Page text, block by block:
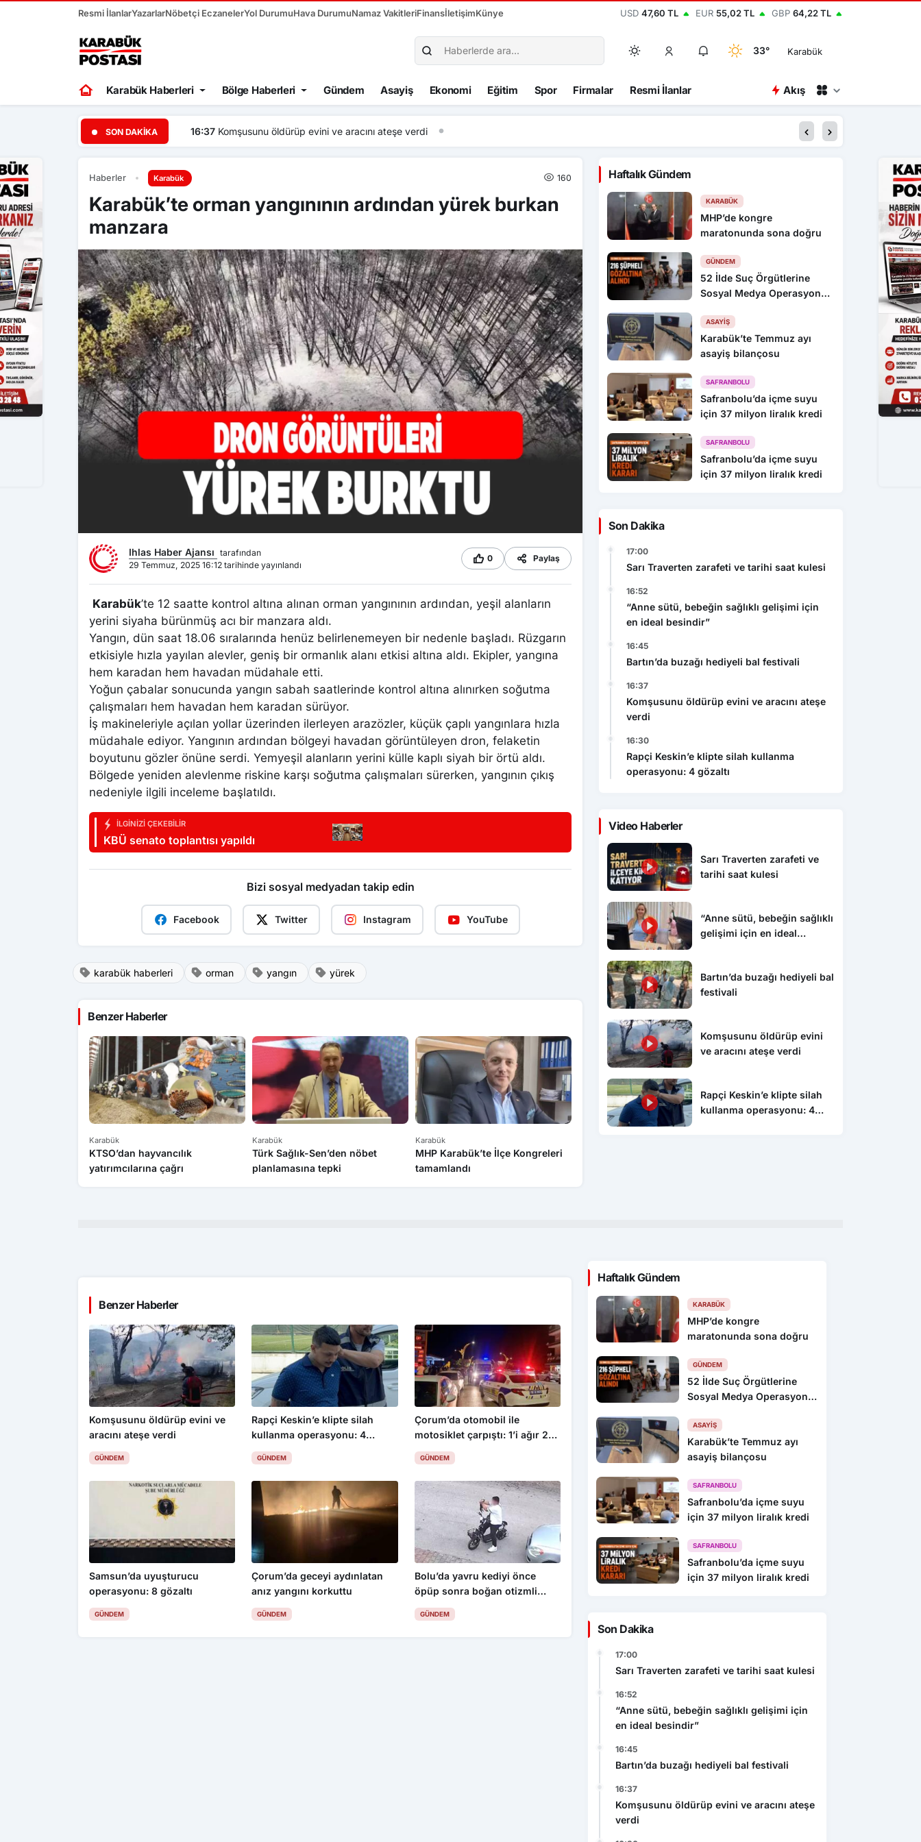
Resmi İlanlarYazarlarNöbetçi EczanelerYol DurumuHava DurumuNamaz VakitleriFinansİletişimKünye USD 47,60 TL EUR 55,02 TL GBP 64,22 TL
33° Karabük
Karabük Haberleri Bölge Haberleri Gündem Asayiş Ekonomi Eğitim Spor Firmalar Resmi İlanlar Akış
SON DAKIKA 16:37 Komşusunu öldürüp evini ve aracını ateşe verdi 16:30 Rapçi Keskin’e
Haberler Karabük 160
Karabük’te orman yangınının ardından yürek burkan
manzara
Ihlas Haber Ajansı tarafından
29 Temmuz, 2025 16:12 tarihinde yayınlandı
0 Paylaş
Karabük’te 12 saatte kontrol altına alınan orman yangınının ardından, yeşil alanların
yerini siyaha bürünmüş acı bir manzara aldı.
Yangın, dün saat 18.06 sıralarında henüz belirlenemeyen bir nedenle başladı. Rüzgarın
etkisiyle hızla yayılan alevler, geniş bir ormanlık alanı etkisi altına aldı. Ekipler, yangına
hem karadan hem havadan müdahale etti.
Yoğun çabalar sonucunda yangın sabah saatlerinde kontrol altına alınırken soğutma
çalışmaları hem havadan hem karadan sürüyor.
İş makineleriyle açılan yollar üzerinden ilerleyen arazözler, küçük çaplı yangınlara hızla
müdahale ediyor. Yangının ardından bölgeyi havadan görüntüleyen dron, felaketin
boyutunu gözler önüne serdi. Yemyeşil alanların yerini külle kaplı siyah bir örtü aldı.
Bölgede yeniden alevlenme riskine karşı soğutma çalışmaları sürerken, yangının çıkış
nedeniyle ilgili inceleme başlatıldı.
İLGINIZI ÇEKEBILIR
KBÜ senato toplantısı yapıldı
Bizi sosyal medyadan takip edin
Facebook Twitter Instagram YouTube
karabük haberleri orman yangın yürek
Benzer Haberler
Karabük
KTSO’dan hayvancılık
yatırımcılarına çağrı
Karabük
Türk Sağlık-Sen’den nöbet
planlamasına tepki
Karabük
MHP Karabük’te İlçe Kongreleri
tamamlandı
Haftalık Gündem
KARABÜK
MHP’de kongre
maratonunda sona doğru
GÜNDEM
52 İlde Suç Örgütlerine
Sosyal Medya Operasyonu:
ASAYIŞ
Karabük’te Temmuz ayı
asayiş bilançosu
SAFRANBOLU
Safranbolu’da içme suyu
için 37 milyon liralık kredi
SAFRANBOLU
Safranbolu’da içme suyu
için 37 milyon liralık kredi
Son Dakika
17:00
Sarı Traverten zarafeti ve tarihi saat kulesi
16:52
“Anne sütü, bebeğin sağlıklı gelişimi için
en ideal besindir”
16:45
Bartın’da buzağı hediyeli bal festivali
16:37
Komşusunu öldürüp evini ve aracını ateşe
verdi
16:30
Rapçi Keskin’e klipte silah kullanma
operasyonu: 4 gözaltı
Video Haberler
Sarı Traverten zarafeti ve
tarihi saat kulesi
“Anne sütü, bebeğin sağlıklı
gelişimi için en ideal
Bartın’da buzağı hediyeli bal
festivali
Komşusunu öldürüp evini
ve aracını ateşe verdi
Rapçi Keskin’e klipte silah
kullanma operasyonu: 4
Benzer Haberler
Komşusunu öldürüp evini ve
aracını ateşe verdi
GÜNDEM
Rapçi Keskin’e klipte silah
kullanma operasyonu: 4
gözaltı
GÜNDEM
Çorum’da otomobil ile
motosiklet çarpıştı: 1’i ağır 2
yaralı
GÜNDEM
Samsun’da uyuşturucu
operasyonu: 8 gözaltı
GÜNDEM
Çorum’da geceyi aydınlatan
anız yangını korkuttu
GÜNDEM
Bolu’da yavru kediyi önce
öpüp sonra boğan otizmli
çocuk serbest bırakıldı
GÜNDEM
Haftalık Gündem
KARABÜK
MHP’de kongre
maratonunda sona doğru
GÜNDEM
52 İlde Suç Örgütlerine
Sosyal Medya Operasyonu:
ASAYIŞ
Karabük’te Temmuz ayı
asayiş bilançosu
SAFRANBOLU
Safranbolu’da içme suyu
için 37 milyon liralık kredi
SAFRANBOLU
Safranbolu’da içme suyu
için 37 milyon liralık kredi
Son Dakika
17:00
Sarı Traverten zarafeti ve tarihi saat kulesi
16:52
“Anne sütü, bebeğin sağlıklı gelişimi için
en ideal besindir”
16:45
Bartın’da buzağı hediyeli bal festivali
16:37
Komşusunu öldürüp evini ve aracını ateşe
verdi